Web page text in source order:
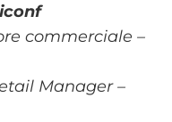
commerciale –
Manager –